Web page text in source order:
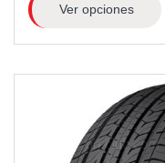
Ver opciones